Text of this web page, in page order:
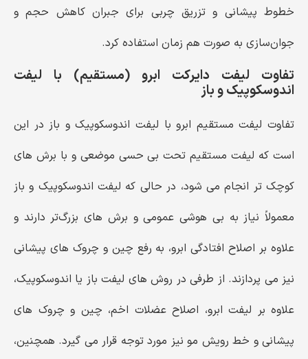
خطوط پیشانی و تزریق چربی برای جبران کاهش حجم و
جوان‌سازی به صورت هم‌ زمان استفاده کرد.
تفاوت لیفت دایرکت ابرو (مستقیم) با لیفت
اندوسکوپیک و باز
تفاوت لیفت مستقیم ابرو با لیفت اندوسکوپیک و باز در این
است که لیفت مستقیم تحت بی ‌حسی موضعی و با برش ‌های
کوچک ‌تر انجام می‌ شود، در حالی که لیفت اندوسکوپیک و باز
معمولاً نیاز به بی‌ هوشی عمومی و برش ‌های بزرگ‌تر دارند و
علاوه بر اصلاح افتادگی ابرو، به رفع چین ‌و چروک ‌های پیشانی
نیز می ‌پردازند. از طرفی در روش ‌های لیفت باز یا اندوسکوپیک،
علاوه بر لیفت ابرو، اصلاح عضلات اخم، چین ‌و چروک‌ های
پیشانی و خط رویش مو نیز مورد توجه قرار می ‌گیرد. همچنین،